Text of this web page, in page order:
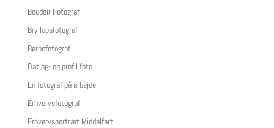
Boudoir Fotograf
Bryllupsfotograf
Børnefotograf
Dating- og profil foto
En fotograf på arbejde
Erhvervsfotograf
Erhvervsportræt Middelfart